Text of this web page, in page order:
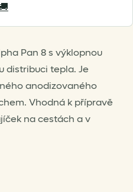
Pan 8 s výklopnou
distribuci tepla. Je
anodizovaného
Vhodná k přípravě
na cestách a v